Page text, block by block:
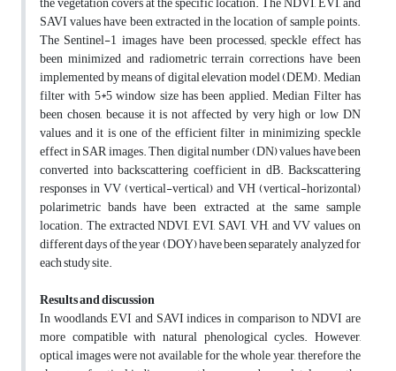
SAVI values have been extracted in the location of sample points.
The Sentinel-1 images have been processed; speckle effect has
been minimized and radiometric terrain corrections have been
implemented by means of digital elevation model (DEM). Median
filter with 5*5 window size has been applied. Median Filter has
been chosen, because it is not affected by very high or low DN
values and it is one of the efficient filter in minimizing speckle
effect in SAR images. Then, digital number (DN) values have been
converted into backscattering coefficient in dB. Backscattering
responses in VV (vertical-vertical) and VH (vertical-horizontal)
polarimetric bands have been extracted at the same sample
location. The extracted NDVI, EVI, SAVI, VH, and VV values on
different days of the year (DOY) have been separately analyzed for
each study site.
Results and discussion
In woodlands, EVI and SAVI indices in comparison to NDVI are
more compatible with natural phenological cycles. However,
optical images were not available for the whole year, therefore the